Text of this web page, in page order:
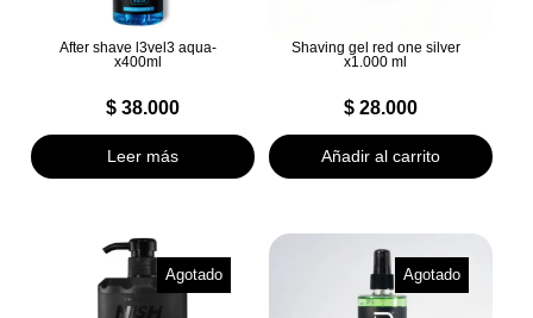
After shave l3vel3 aqua-
x400ml
$38.000
Leer más
Shaving gel red one silver
x1.000 ml
$28.000
Añadir al carrito
Agotado Agotado